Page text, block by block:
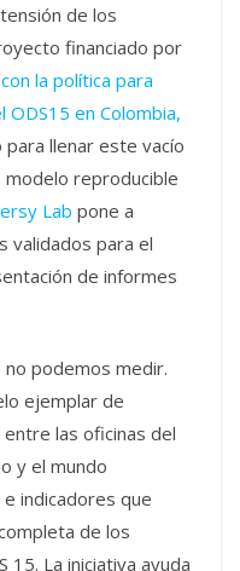
de los
financiado por
la política para
en Colombia,
para llenar este vacío
reproducible
Lab pone a
validados para el
de informes
podemos medir.
ejemplar de
las oficinas del
y el mundo
indicadores que
de los
La iniciativa ayuda